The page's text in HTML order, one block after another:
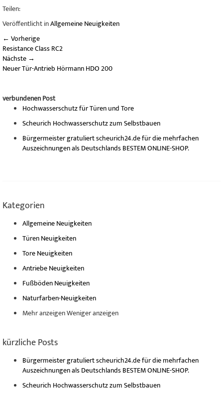
Teilen:
Veröffentlicht inAllgemeine Neuigkeiten
← Vorherige
Resistance Class RC2
Nächste →
Neuer Tür-Antrieb Hörmann HDO 200
verbundenen Post
Hochwasserschutz für Türen und Tore
Scheurich Hochwasserschutz zum Selbstbauen
Bürgermeister gratuliert scheurich24.de für die mehrfachen
Auszeichnungen als Deutschlands BESTEM ONLINE-SHOP.
Kategorien
Allgemeine Neuigkeiten
Türen Neuigkeiten
Tore Neuigkeiten
Antriebe Neuigkeiten
Fußböden Neuigkeiten
Naturfarben-Neuigkeiten
Mehr anzeigenWeniger anzeigen
kürzliche Posts
Bürgermeister gratuliert scheurich24.de für die mehrfachen
Auszeichnungen als Deutschlands BESTEM ONLINE-SHOP.
Scheurich Hochwasserschutz zum Selbstbauen